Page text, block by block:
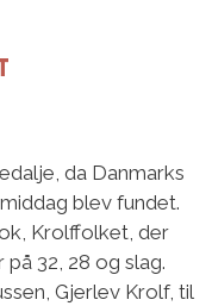
da Danmarks
blev fundet.
Krolffolket, der
32, 28 og slag.
Gjerlev Krolf, til